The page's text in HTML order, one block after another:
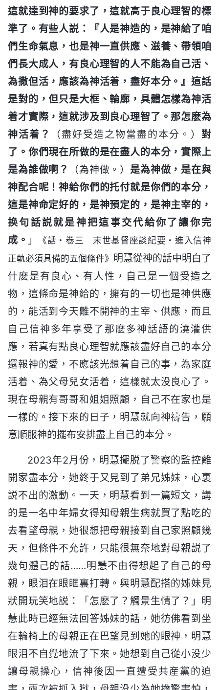
這就達到神的要求了，這就高于良心理智的標
準了。有些人説：『人是神造的，是神給了咱
們生命氣息，也是神一直供應、滋養、帶領咱
們長大成人，有良心理智的人不能為自己活、
為撒但活，應該為神活着，盡好本分。』這話
是對的，但只是大框、輪廓，具體怎樣為神活
着才實際，這就涉及到良心理智了。那怎麽為
神活着？
（盡好受造之物當盡的本分。） 對
了。你們現在所做的是在盡人的本分，實際上
是為誰做啊？
（為神做。） 是為神做，是在與
神配合呢！神給你們的托付就是你們的本分，
這是神命定好的，是神預定的，是神主宰的，
换句話説就是神把這事交代給你了讓你完
成。 」
《話・卷三 末世基督座談紀要・進入信神
正軌必須具備的五個條件》 明慧從神的話中明白了
什麽是有良心、有人性，自己是一個受造之
物，這條命是神給的，擁有的一切也是神供應
的，能活到今天離不開神的主宰、供應，而且
自己信神多年享受了那麽多神話語的澆灌供
應，若真有點良心理智就應該盡好自己的本分
還報神的愛，不應該光想着自己的事，為家庭
活着、為父母兒女活着，這樣就太没良心了。
現在母親有哥哥和姐姐照顧，自己不在家也是
一樣的。接下來的日子，明慧就向神禱告，願
意順服神的擺布安排盡上自己的本分。
2023年2月份，明慧擺脱了警察的監控離
開家盡本分，她終于又見到了弟兄姊妹，心裏
説不出的激動。一天，明慧看到一篇短文，講
的是一名中年婦女得知母親生病就買了點吃的
去看望母親，她很想把母親接到自己家照顧幾
天，但條件不允許，只能很無奈地對母親説了
幾句體己的話……明慧不由得想起了自己的母
親，眼泪在眼眶裏打轉。與明慧配搭的姊妹見
狀開玩笑地説：「怎麽了？觸景生情了？」明
慧此時已經無法回答姊妹的話，她彷佛看到坐
在輪椅上的母親正在巴望見到她的眼神，明慧
眼泪不自覺地流了下來。她想到自己從小没少
讓母親操心，信神後因一直遭受共産黨的迫